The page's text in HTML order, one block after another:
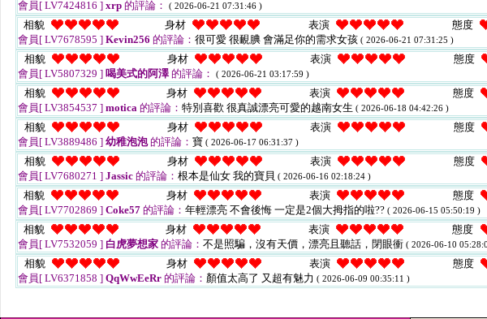
會員[ LV7424816 ] xrp 的評論： ( 2026-06-21 07:31:46 )
相貌 身材 表演
態度
會員[ LV7678595 ] Kevin256 的評論： 很可愛 很靦腆 會滿足你的需求女孩 ( 2026-06-21 07:31:25 )
相貌 身材 表演
態度
會員[ LV5807329 ] 喝美式的阿澤的評論： ( 2026-06-21 03:17:59 )
相貌 身材 表演
態度
會員[ LV3854537 ] motica 的評論： 特別喜歡 很真誠漂亮可愛的越南女生 ( 2026-06-18 04:42:26 )
相貌 身材 表演
態度
會員[ LV3889486 ] 幼稚泡泡的評論： 寶 ( 2026-06-17 06:31:37 )
相貌 身材 表演
態度
會員[ LV7680271 ] Jassic 的評論： 根本是仙女 我的寶貝 ( 2026-06-16 02:18:24 )
相貌 身材 表演
態度
會員[ LV7702869 ] Coke57 的評論： 年輕漂亮 不會後悔 一定是2個大拇指的啦?? ( 2026-06-15 05:50:19 )
相貌 身材 表演
態度
會員[ LV7532059 ] 白虎夢想家 的評論： 不是照騙，沒有天價，漂亮且聽話，閉眼衝 ( 2026-06-10
相貌 身材 表演
態度
會員[ LV6371858 ] QqWwEeRr 的評論： 顏值太高了 又超有魅力 ( 2026-06-09 00:35:11 )